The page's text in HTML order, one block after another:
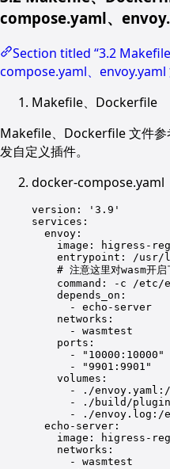
compose.yaml、
Section titled “3.2
compose.yaml、envoy.yaml
Makefile、Dockerfile
Makefile、Dockerfile 文件参
发自定义插件。
docker-compose.yaml
version :
'3.9'
services :
envoy :
image :
higress-
entrypoint : /usr/
# 注意这里对wasm开
command :
-c /etc/
depends_on :
- echo-server
networks :
- wasmtest
ports :
-
"10000:10000"
-
"9901:9901"
volumes :
-
./
-
./build/
-
./envoy.log:/
echo-server :
image :
higress-
networks :
- wasmtest